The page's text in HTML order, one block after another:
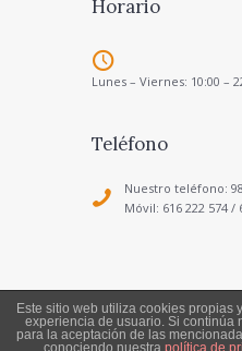
Horario
Lunes – Viernes: 10:00 –
Teléfono
Nuestro teléfono:
Móvil: 616 222 574
Política de
Todos los derechos
Este sitio web utiliza cookies propias
experiencia de usuario. Si continúa
para la aceptación de las
conociendo nuestra política de